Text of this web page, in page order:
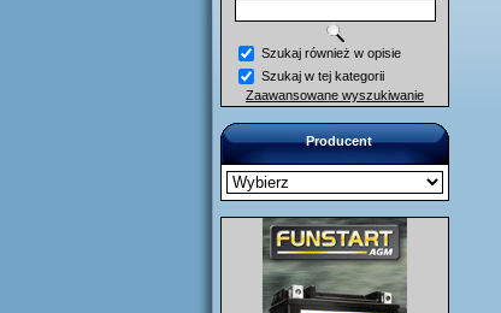
Szukaj również w opisie
Szukaj w tej kategorii
Zaawansowane wyszukiwanie
Producent